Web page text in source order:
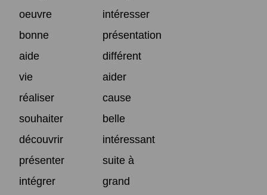
oeuvre
intéresser
bonne
présentation
aide
différent
vie
aider
réaliser
cause
souhaiter
belle
découvrir
intéressant
présenter
suite à
intégrer
grand